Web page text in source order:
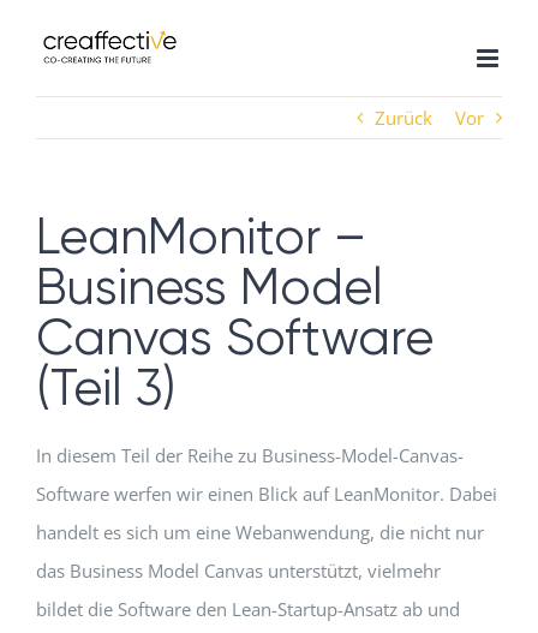
Inhalt
springen
Zurück
Vor
LeanMonitor –
Business Model
Canvas Software
(Teil 3)
In diesem Teil der Reihe zu Business-Model-Canvas-
Software werfen wir einen Blick auf LeanMonitor. Dabei
handelt es sich um eine Webanwendung, die nicht nur
das Business Model Canvas unterstützt, vielmehr
bildet die Software den Lean-Startup-Ansatz ab und